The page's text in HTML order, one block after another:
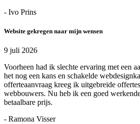
- Ivo Prins
Website gekregen naar mijn wensen
9 juli 2026
Voorheen had ik slechte ervaring met een
het nog een kans en schakelde
offerteaanvraag kreeg ik uitgebreide
webbouwers. Nu heb ik een goed
betaalbare prijs.
- Ramona Visser